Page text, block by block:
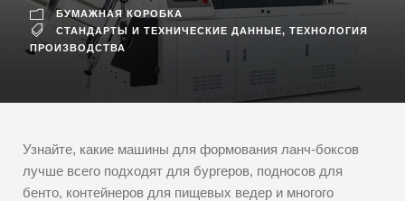
БУМАЖНАЯ КОРОБКА
СТАНДАРТЫ И ТЕХНИЧЕСКИЕ ДАННЫЕ, ТЕХНОЛОГИЯ
ПРОИЗВОДСТВА
Узнайте, какие машины для формования ланч-боксов
лучше всего подходят для бургеров, подносов для
бенто, контейнеров для пищевых ведер и многого